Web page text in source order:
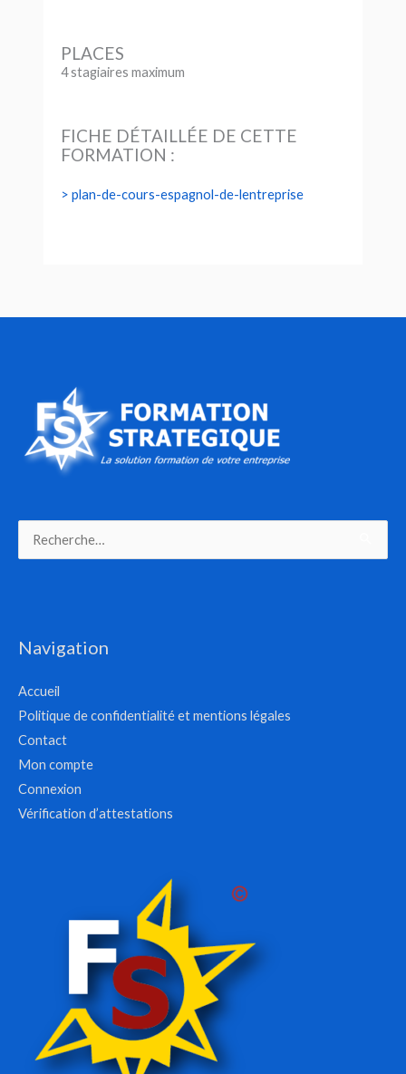
PLACES
4 stagiaires maximum
FICHE DÉTAILLÉE DE CETTE
FORMATION :
plan-de-cours-espagnol-de-lentreprise
Rechercher :
Navigation
Accueil
Politique de confidentialité et mentions légales
Contact
Mon compte
Connexion
Vérification d’attestations